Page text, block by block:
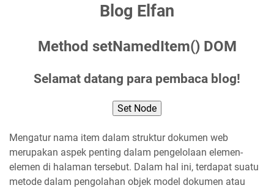
Blog Elfan
Method setNamedItem() DOM
Selamat datang para pembaca blog!
Set Node
Mengatur nama item dalam struktur dokumen web
merupakan aspek penting dalam pengelolaan elemen-
elemen di halaman tersebut. Dalam hal ini, terdapat suatu
metode dalam pengolahan objek model dokumen atau